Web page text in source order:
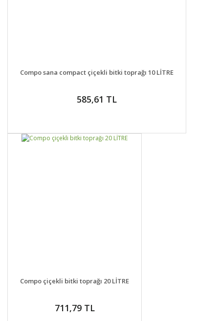
SEPETE EKLE
Compo sana compact çiçekli bitki toprağı 10 LİTRE
585,61 TL
DETAYLAR SEPETE EKLE
Compo çiçekli bitki toprağı 20 LİTRE
711,79 TL